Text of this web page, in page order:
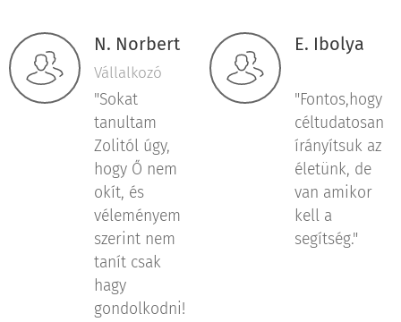
N. Norbert
Vállalkozó
"Sokat
tanultam
Zolitól úgy,
hogy Ő nem
okít, és
véleményem
szerint nem
tanít csak
hagy
gondolkodni!
E. Ibolya
"Fontos,hogy
céltudatosan
írányítsuk az
életünk, de
van amikor
kell a
segítség."